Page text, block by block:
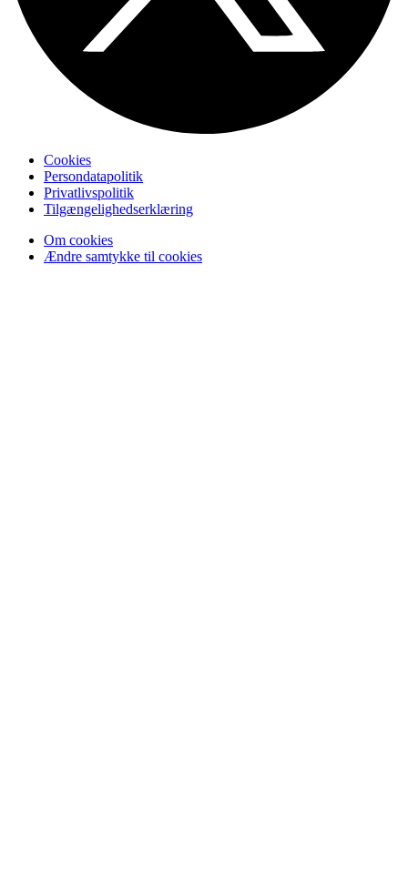
Cookies
Persondatapolitik
Privatlivspolitik
Tilgængelighedserklæring
Om cookies
Ændre samtykke til cookies